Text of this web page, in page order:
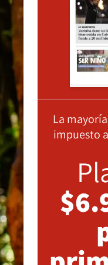
La
impuesto